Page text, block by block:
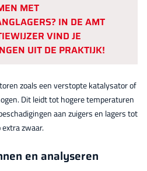
MET
IN DE AMT
VIND JE
UIT DE PRAKTIJK!
zoals een verstopte katalysator of
Dit leidt tot hogere temperaturen
aan zuigers en lagers tot
zwaar.
en analyseren